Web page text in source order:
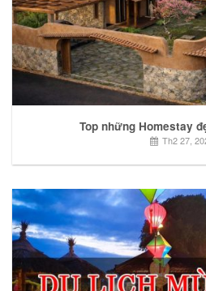
Top những Homestay
Th2 27,